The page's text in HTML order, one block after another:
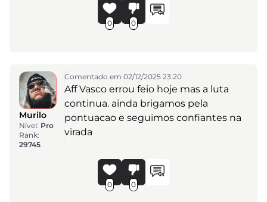
0 0
Murilo
Nível: Pro
Rank:
29745
Comentado em 02/12/2025 23:20
Aff Vasco errou feio hoje mas a luta
continua. ainda brigamos pela
pontuacao e seguimos confiantes na
virada
0 0